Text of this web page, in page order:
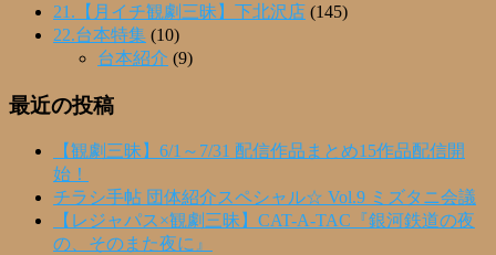
21.【月イチ観劇三昧】下北沢店 (145)
22.台本特集 (10)
台本紹介 (9)
最近の投稿
【観劇三昧】6/1～7/31 配信作品まとめ15作品配信開
始！
チラシ手帖 団体紹介スペシャル☆ Vol.9 ミズタニ会議
【レジャパス×観劇三昧】CAT-A-TAC『銀河鉄道の夜
の、そのまた夜に』